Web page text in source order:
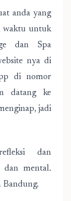
anda yang
waktu untuk
dan Spa
nya di
di nomor
datang ke
jadi
dan
dan mental.
Bandung.